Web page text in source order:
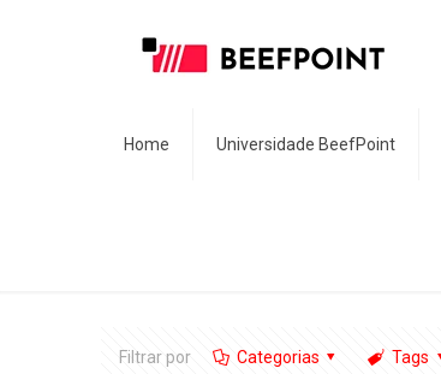
Home Universidade BeefPoint
Filtrar por Categorias Tags